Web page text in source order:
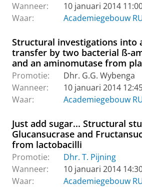
Wanneer:
10 januari 2014
Waar:
Academiegebouw
Structural investigations into
transfer by two bacterial ß-
and an aminomutase from
Promotie:
Dhr. G.G. Wybenga
Wanneer:
10 januari 2014
Waar:
Academiegebouw
Just add sugar... Structural
Glucansucrase and
from lactobacilli
Promotie:
Dhr. T. Pijning
Wanneer:
10 januari 2014
Waar:
Academiegebouw